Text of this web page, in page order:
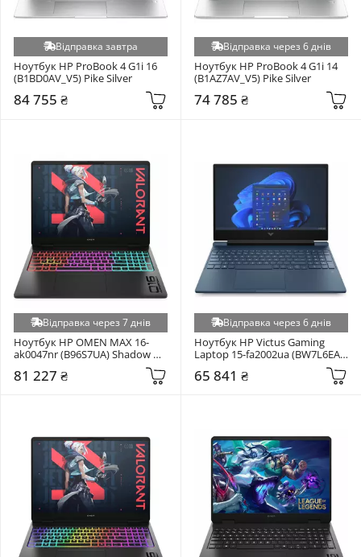
Відправка завтра
Ноутбук HP ProBook 4 G1i 16
(B1BD0AV_V5) Pike Silver
84 755 ₴
Відправка через 6 днів
Ноутбук HP ProBook 4 G1i 14
(B1AZ7AV_V5) Pike Silver
74 785 ₴
Відправка через 7 днів
Ноутбук HP OMEN MAX 16-
ak0047nr (B96S7UA) Shadow
81 227 ₴
Відправка через 6 днів
Ноутбук HP Victus Gaming
Laptop 15-fa2002ua (BW7L6EA)
65 841 ₴